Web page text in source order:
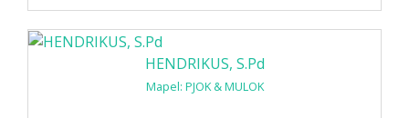
HENDRIKUS, S.Pd
Mapel: PJOK & MULOK